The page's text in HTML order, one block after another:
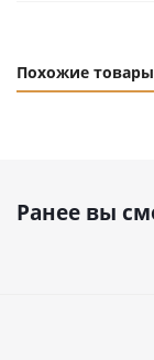
Похожие товары
Ранее вы